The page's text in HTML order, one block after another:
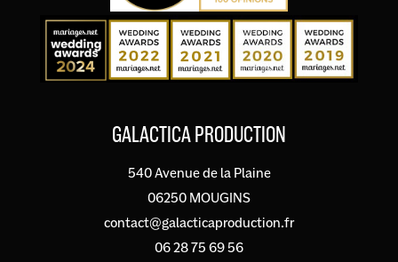
GALACTICA PRODUCTION
540 Avenue de la Plaine
06250 MOUGINS
contact@galacticaproduction.fr
06 28 75 69 56